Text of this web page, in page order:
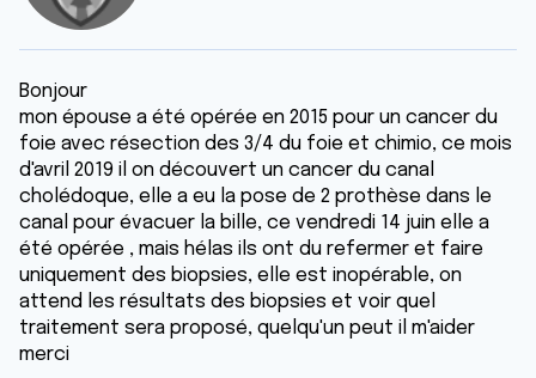
Bonjour
mon épouse a été opérée en 2015 pour un cancer du
foie avec résection des 3/4 du foie et chimio, ce mois
d'avril 2019 il on découvert un cancer du canal
cholédoque, elle a eu la pose de 2 prothèse dans le
canal pour évacuer la bille, ce vendredi 14 juin elle a
été opérée , mais hélas ils ont du refermer et faire
uniquement des biopsies, elle est inopérable, on
attend les résultats des biopsies et voir quel
traitement sera proposé, quelqu'un peut il m'aider
merci